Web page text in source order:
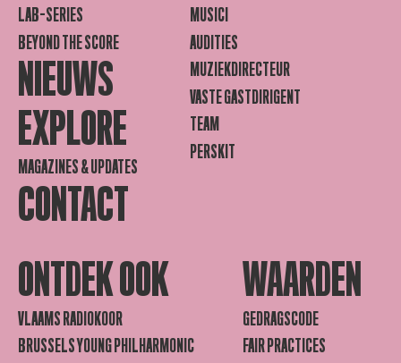
LAB-SERIES
BEYOND THE SCORE
NIEUWS
EXPLORE
MAGAZINES & UPDATES
CONTACT
MUSICI
AUDITIES
MUZIEKDIRECTEUR
VASTE GASTDIRIGENT
TEAM
PERSKIT
ONTDEK OOK
VLAAMS RADIOKOOR
BRUSSELS YOUNG PHILHARMONIC
WAARDEN
GEDRAGSCODE
FAIR PRACTICES